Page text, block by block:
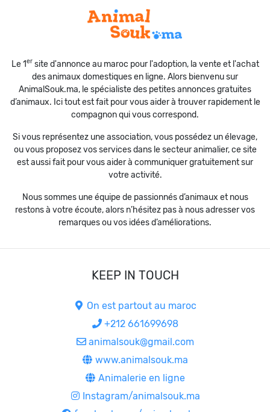
Le 1er site d'annonce au maroc pour l'adoption, la vente et l'achat
des animaux domestiques en ligne. Alors bienvenu sur
AnimalSouk.ma, le spécialiste des petites annonces gratuites
d’animaux. Ici tout est fait pour vous aider à trouver rapidement le
compagnon qui vous correspond.
Si vous représentez une association, vous possédez un élevage,
ou vous proposez vos services dans le secteur animalier, ce site
est aussi fait pour vous aider à communiquer gratuitement sur
votre activité.
Nous sommes une équipe de passionnés d’animaux et nous
restons à votre écoute, alors n’hésitez pas à nous adresser vos
remarques ou vos idées d’améliorations.
KEEP IN TOUCH
On est partout au maroc
+212 661699698
animalsouk@gmail.com
www.animalsouk.ma
Animalerie en ligne
Instagram/animalsouk.ma